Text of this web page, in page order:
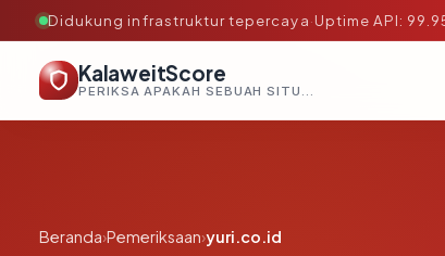
Didukung infrastruktur tepercaya·Uptime API:
KalaweitScore
PERIKSA APAKAH SEBUAH SITUS AMAN, TEPERCAYA, DAN TERVERIFIKASI DALAM HITUNGAN DETIK.
Beranda›Pemeriksaan›yuri.co.id